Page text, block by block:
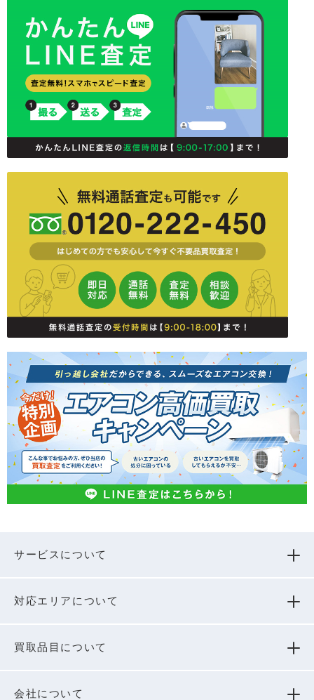
サービスについて
対応エリアについて
買取品⽬について
会社について